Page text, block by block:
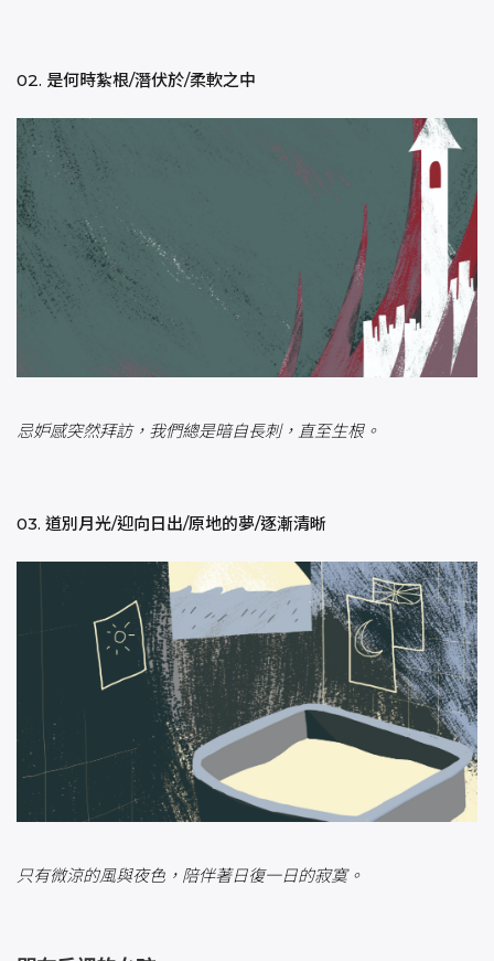
02. 是何時紮根/潛伏於/柔軟之中
忌妒感突然拜訪，我們總是暗自長刺，直至生根。
03. 道別月光/迎向日出/原地的夢/逐漸清晰
只有微涼的風與夜色，陪伴著日復一日的寂寞。